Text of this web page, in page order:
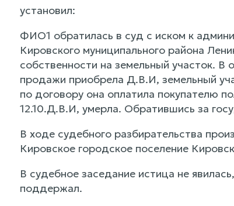
установил:
ФИО1 обратилась в суд с иском к
Кировского муниципального района
собственности на земельный участок. В
продажи приобрела Д.В.И, земельный
по договору она оплатила покупателю
12.10.Д.В.И, умерла. Обратившись за
В ходе судебного разбирательства
Кировское городское поселение
В судебное заседание истица не
поддержал.